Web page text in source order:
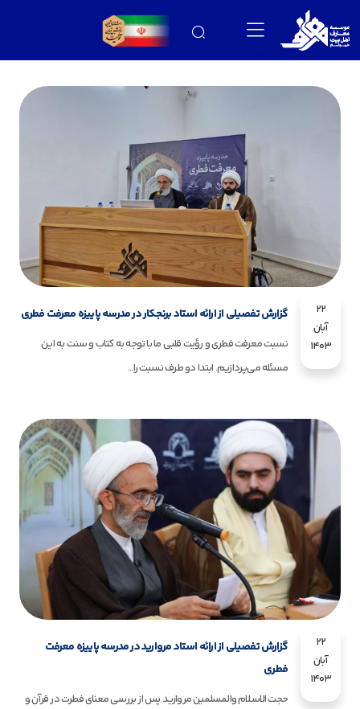
22
آبان
1403
گزارش تفصیلی از ارائه استاد برنجکار در مدرسه پاییزه معرفت فطری
نسبت معرفت فطری و رؤیت قلبی ما با توجه به کتاب و سنت به این
مسئله می‌پردازیم. ابتدا دو طرف نسبت را...
22
آبان
1403
گزارش تفصیلی از ارائه استاد مروارید در مدرسه پاییزه معرفت
فطری
حجت الاسلام والمسلمین مروارید پس از بررسی معنای فطرت در قرآن و